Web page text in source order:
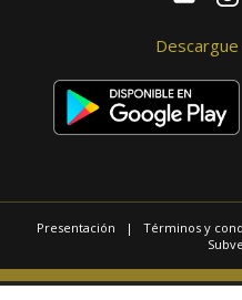
Presentación | Términos y